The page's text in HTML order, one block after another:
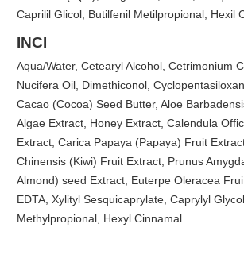
Caprilil Glicol, Butilfenil Metilpropional, Hexil
INCI
Aqua/Water, Cetearyl Alcohol, Cetrimonium
Nucifera Oil, Dimethiconol,
Cacao (Cocoa) Seed Butter, Aloe
Algae Extract, Honey Extract, Calendula
Extract, Carica Papaya (Papaya) Fruit
Chinensis (Kiwi) Fruit Extract, Prunus
Almond) seed Extract, Euterpe Oleracea
EDTA, Xylityl Sesquicaprylate, Caprylyl
Methylpropional, Hexyl Cinnamal.